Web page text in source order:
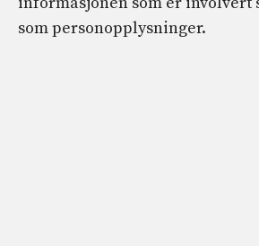
som personopplysninger.